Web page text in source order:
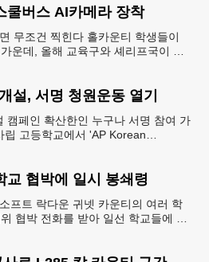
쿨버스 AI카메라 장착
무조건 찍힌다 홀카운티 학생들이
운데, 올해 교육구와 셰리프국이 학
설, 서명 청원운동 열기
캠페인 확산한인 누구나 서명 참여 가
립 고등학교에서 'AP Korean
교 협박에 일시 봉쇄령
프트 락다운 귀넷 카운티의 여러 학
협박 전화를 받아 일선 학교들에 일